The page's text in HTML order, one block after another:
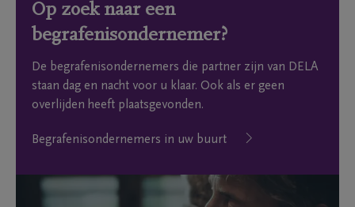
Op zoek naar een
begrafenisondernemer?
De begrafenisondernemers die partner zijn van DELA
staan dag en nacht voor u klaar. Ook als er geen
overlijden heeft plaatsgevonden.
Begrafenisondernemers in uw buurt